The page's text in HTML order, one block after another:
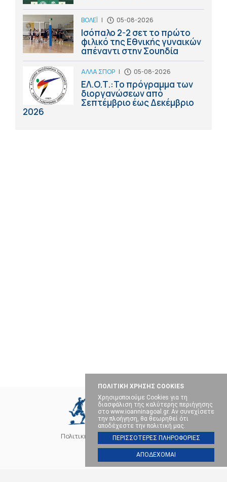
ΠΟΛΙΤΙΚΗ ΧΡΗΣΗΣ COOKIES
Χρησιμοποιούμε Cookies για τη
διασφάλιση της καλύτερης περιήγησης
στο www.ioanninagoal.gr. Αν συνεχίσετε
την πλοήγηση, θα θεωρηθεί ότι
αποδέχεστε την πολιτική μας.
ΠΕΡΙΣΣΟΤΕΡΕΣ ΠΛΗΡΟΦΟΡΙΕΣ
ΑΠΟΔΕΧΟΜΑΙ
ΒΟΛΕΪ | 05-08-2026
Ισόπαλο 2-2 σετ το πρώτο
φιλικό της Εθνικής γυναικών
απέναντι στην Σουηδία
ΑΛΛΑ ΣΠΟΡ | 05-08-2026
ΕΛ.Ο.Τ.:Το πρόγραμμα των
διοργανώσεων από
Σεπτέμβριο έως Δεκέμβριο
2026
Πολιτική Cookies Επικοινωνία
SOCIAL MEDIA